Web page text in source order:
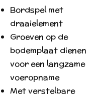
Bordspel met
draaielement
Groeven op de
bodemplaat dienen
voor een langzame
voeropname
Met verstelbare